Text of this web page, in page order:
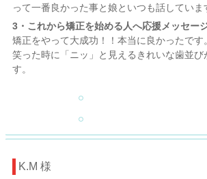
って一番良かった事と娘といつも話していま
3・これから矯正を始める人へ応援メッセー
矯正をやって大成功！！本当に良かったです
笑った時に「ニッ」と見えるきれいな歯並び
す。
K.M 様